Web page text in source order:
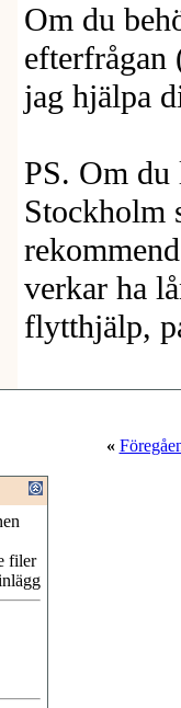
Om du
jag hjälpa
PS. Om
Stockholm
verkar ha
flytthjälp,
«
filer